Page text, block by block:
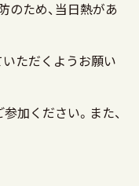
のため、当日熱があ
ただくようお願い
加ください。また、